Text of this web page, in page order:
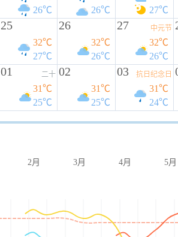
26℃
26℃
27℃
25
32℃
27℃
26
32℃
26℃
27 中元节
32℃
26℃
01 二十
31℃
25℃
02
31℃
25℃
03 抗日纪念日
31℃
24℃
2月 3月 4月 5月